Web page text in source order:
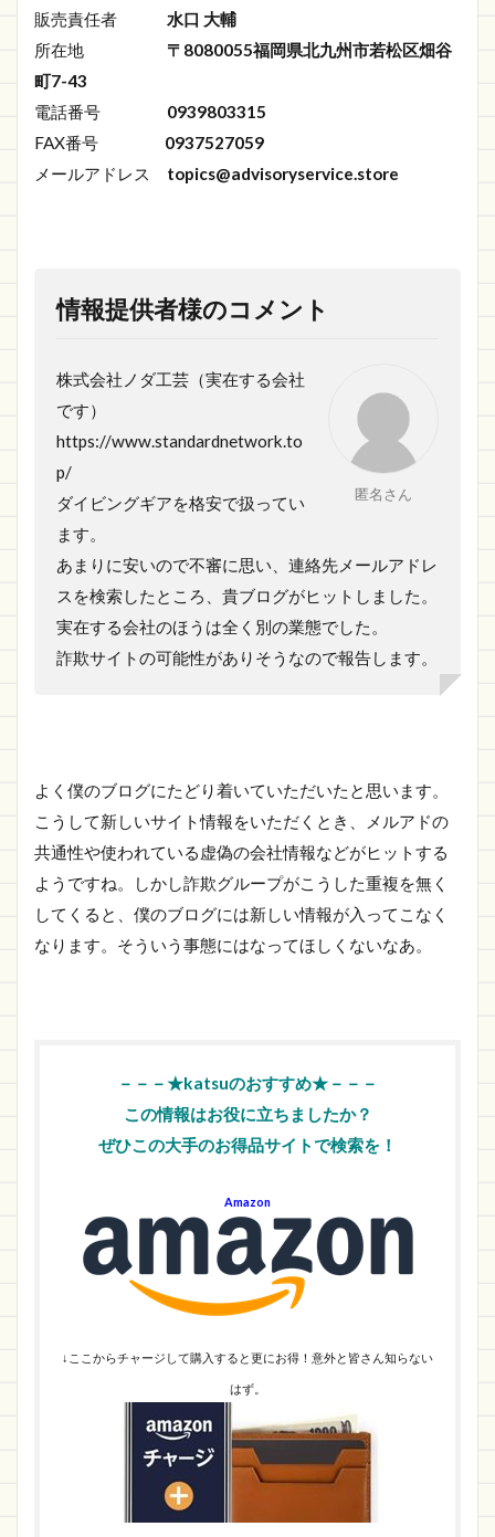
販売責任者 水口 大輔
所在地 〒8080055福岡県北九州市若松区畑谷
町7-43
電話番号 0939803315
FAX番号 0937527059
メールアドレス topics@advisoryservice.store
情報提供者様のコメント
匿名さん
株式会社ノダ工芸（実在する会社
です）
https://www.standardnetwork.to
p/
ダイビングギアを格安で扱ってい
ます。
あまりに安いので不審に思い、連絡先メールアドレ
スを検索したところ、貴ブログがヒットしました。
実在する会社のほうは全く別の業態でした。
詐欺サイトの可能性がありそうなので報告します。
よく僕のブログにたどり着いていただいたと思います。
こうして新しいサイト情報をいただくとき、メルアドの
共通性や使われている虚偽の会社情報などがヒットする
ようですね。しかし詐欺グループがこうした重複を無く
してくると、僕のブログには新しい情報が入ってこなく
なります。そういう事態にはなってほしくないなあ。
－－－★katsuのおすすめ★－－－
この情報はお役に立ちましたか？
ぜひこの大手のお得品サイトで検索を！
Amazon
↓ここからチャージして購入すると更にお得！意外と皆さん知らない
はず。